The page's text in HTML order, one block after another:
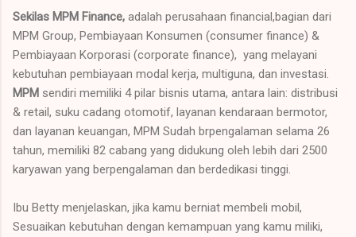
Sekilas MPM Finance, adalah perusahaan financial,bagian dari
MPM Group, Pembiayaan Konsumen (consumer finance) &
Pembiayaan Korporasi (corporate finance), yang melayani
kebutuhan pembiayaan modal kerja, multiguna, dan investasi.
MPM sendiri memiliki 4 pilar bisnis utama, antara lain: distribusi
& retail, suku cadang otomotif, layanan kendaraan bermotor,
dan layanan keuangan, MPM Sudah brpengalaman selama 26
tahun, memiliki 82 cabang yang didukung oleh lebih dari 2500
karyawan yang berpengalaman dan berdedikasi tinggi.
Ibu Betty menjelaskan, jika kamu berniat membeli mobil,
Sesuaikan kebutuhan dengan kemampuan yang kamu miliki,